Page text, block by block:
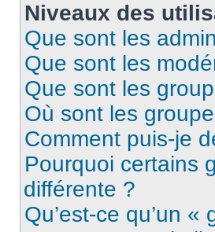
Niveaux des
Que sont les
Que sont les
Que sont les
Où sont les
Comment puis-je
Pourquoi certains
différente ?
Qu’est-ce qu’un